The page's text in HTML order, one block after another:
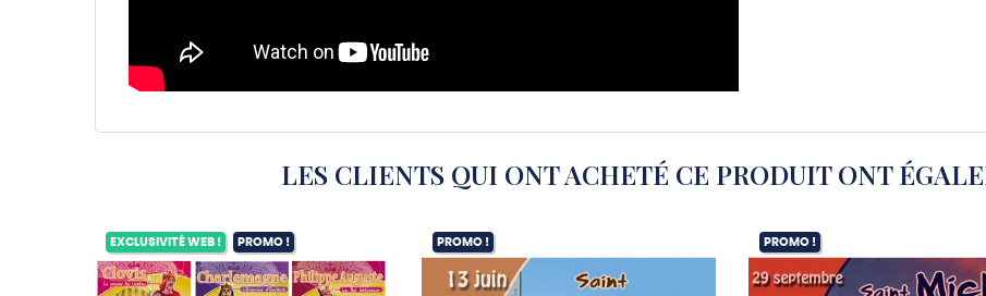
LES CLIENTS QUI ONT ACHETÉ CE PRODUIT ONT
EXCLUSIVITÉ WEB ! PROMO ! PROMO ! PROMO !